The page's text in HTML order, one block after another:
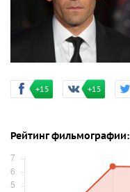
+15 +15
Рейтинг фильмографии: